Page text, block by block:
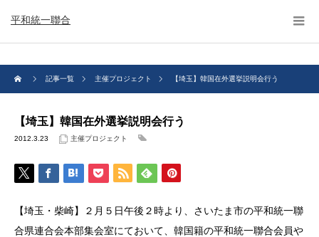
平和統一聯合
記事一覧 主催プロジェクト 【埼玉】韓国在外選挙説明会行う
【埼玉】韓国在外選挙説明会行う
2012.3.23 主催プロジェクト
【埼玉・柴崎】２月５日午後２時より、さいたま市の平和統一聯
合県連合会本部集会室にておいて、韓国籍の平和統一聯合会員や